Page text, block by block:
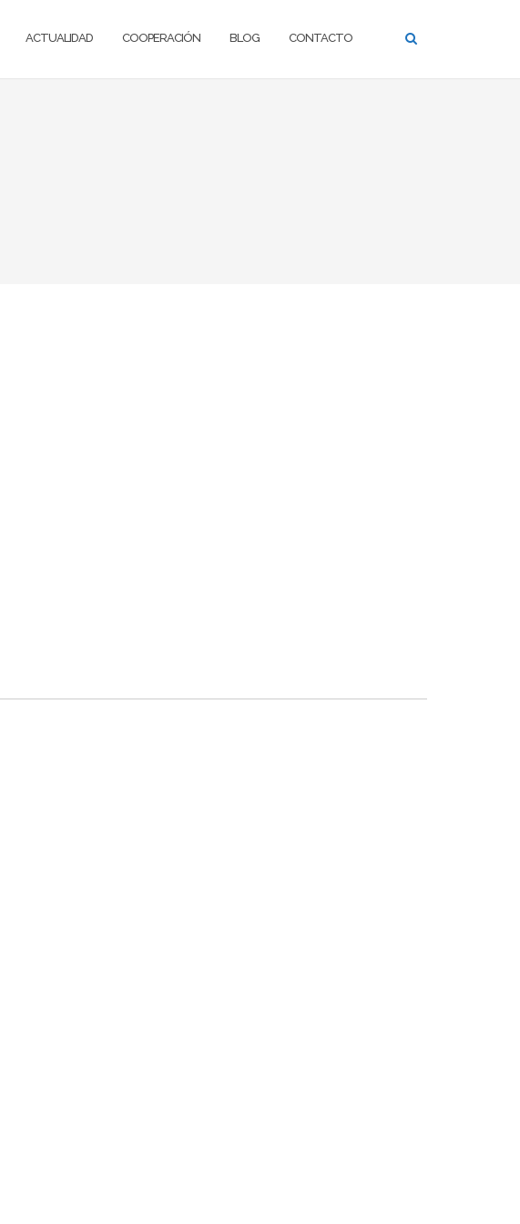
ACTUALIDAD COOPERACIÓN BLOG CONTACTO